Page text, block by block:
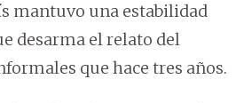
mantuvo una estabilidad
desarma el relato del
que hace tres años.